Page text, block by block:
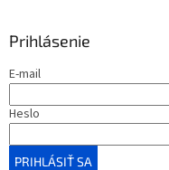
Prihlásenie
E-mail
Heslo
PRIHLÁSIŤ SA